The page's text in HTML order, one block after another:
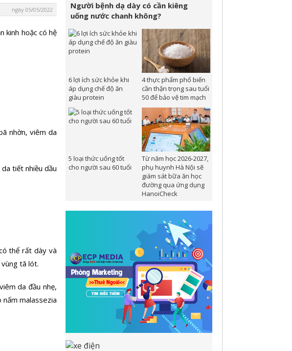
ngày 05/05/2022
kinh hoặc có hệ
nhờn, viêm da
tiết nhiều dầu
thể rất dày và
tã lót.
da đầu nhẹ,
malassezia
Người bệnh dạ dày có cần kiêng
uống nước chanh không?
6 lợi ích sức khỏe khi
áp dụng chế độ ăn
giàu protein
4 thực phẩm phổ biến
cần thận trọng sau tuổi
50 để bảo vệ tim mạch
5 loại thức uống tốt
cho người sau 60 tuổi
Từ năm học 2026-2027,
phụ huynh Hà Nội sẽ
giám sát bữa ăn học
đường qua ứng dụng
HanoiCheck